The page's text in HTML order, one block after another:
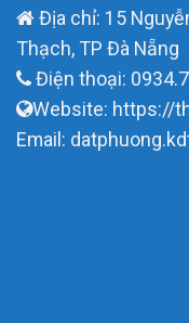
Địa chỉ: 15
Thạch, TP Đà Nẵng
Điện thoại:
Website: https://
Email: